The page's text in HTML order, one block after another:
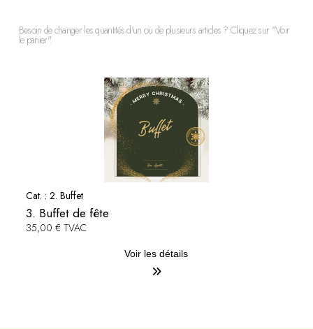
Besoin de changer les quantités d'un ou de plusieurs articles ? Cliquez sur "Voir
le panier".
Cat. : 2. Buffet
3. Buffet de fête
35,00 € TVAC
Voir les détails